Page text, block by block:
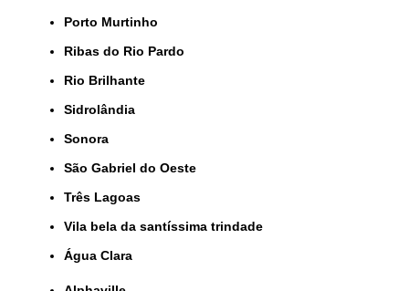
Porto Murtinho
Ribas do Rio Pardo
Rio Brilhante
Sidrolândia
Sonora
São Gabriel do Oeste
Três Lagoas
Vila bela da santíssima trindade
Água Clara